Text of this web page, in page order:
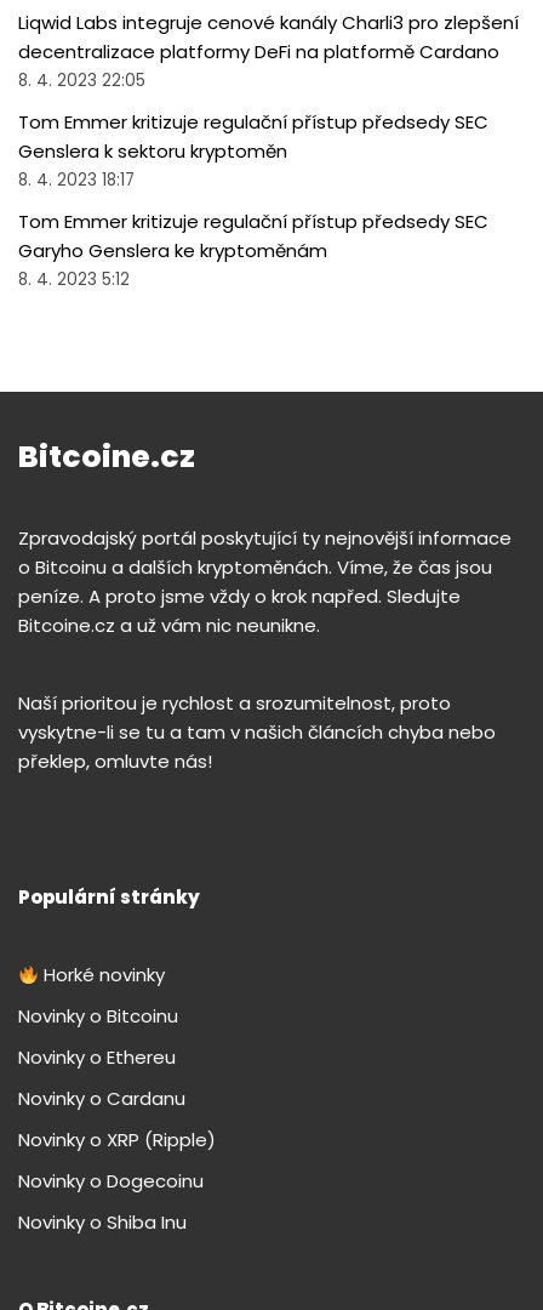
Liqwid Labs integruje cenové kanály Charli3 pro zlepšení
decentralizace platformy DeFi na platformě Cardano
8. 4. 2023 22:05
Tom Emmer kritizuje regulační přístup předsedy SEC
Genslera k sektoru kryptoměn
8. 4. 2023 18:17
Tom Emmer kritizuje regulační přístup předsedy SEC
Garyho Genslera ke kryptoměnám
8. 4. 2023 5:12
Bitcoine.cz
Zpravodajský portál poskytující ty nejnovější informace
o Bitcoinu a dalších kryptoměnách. Víme, že čas jsou
peníze. A proto jsme vždy o krok napřed. Sledujte
Bitcoine.cz a už vám nic neunikne.
Naší prioritou je rychlost a srozumitelnost, proto
vyskytne-li se tu a tam v našich článcích chyba nebo
překlep, omluvte nás!
Populární stránky
Horké novinky
Novinky o Bitcoinu
Novinky o Ethereu
Novinky o Cardanu
Novinky o XRP (Ripple)
Novinky o Dogecoinu
Novinky o Shiba Inu